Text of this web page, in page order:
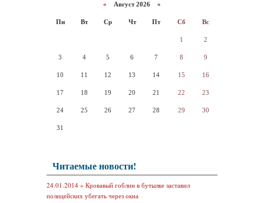
« Август 2026 »
Пн Вт Ср Чт Пт Сб Вс
1 2
3 4 5 6 7 8 9
10 11 12 13 14 15 16
17 18 19 20 21 22 23
24 25 26 27 28 29 30
31
Читаемые новости!
24.01.2014 » Кровавый гоблин в бутылке заставил
полицейских убегать через окна